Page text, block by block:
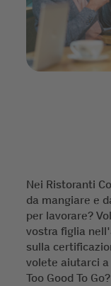
Nei Ristoranti
da mangiare e
per lavorare?
vostra figlia
sulla
volete aiutarci
Too Good To